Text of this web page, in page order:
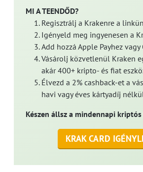
MI A TEENDŐD?
Regisztrálj a Krakenre a
Igényeld meg ingyenesen a
Add hozzá Apple Payhez vagy
Vásárolj közvetlenül Kraken
akár 400+ kripto- és fiat
Élvezd a 2% cashback-et a
havi vagy éves kártyadíj
Készen állsz a mindennapi
KRAK CARD